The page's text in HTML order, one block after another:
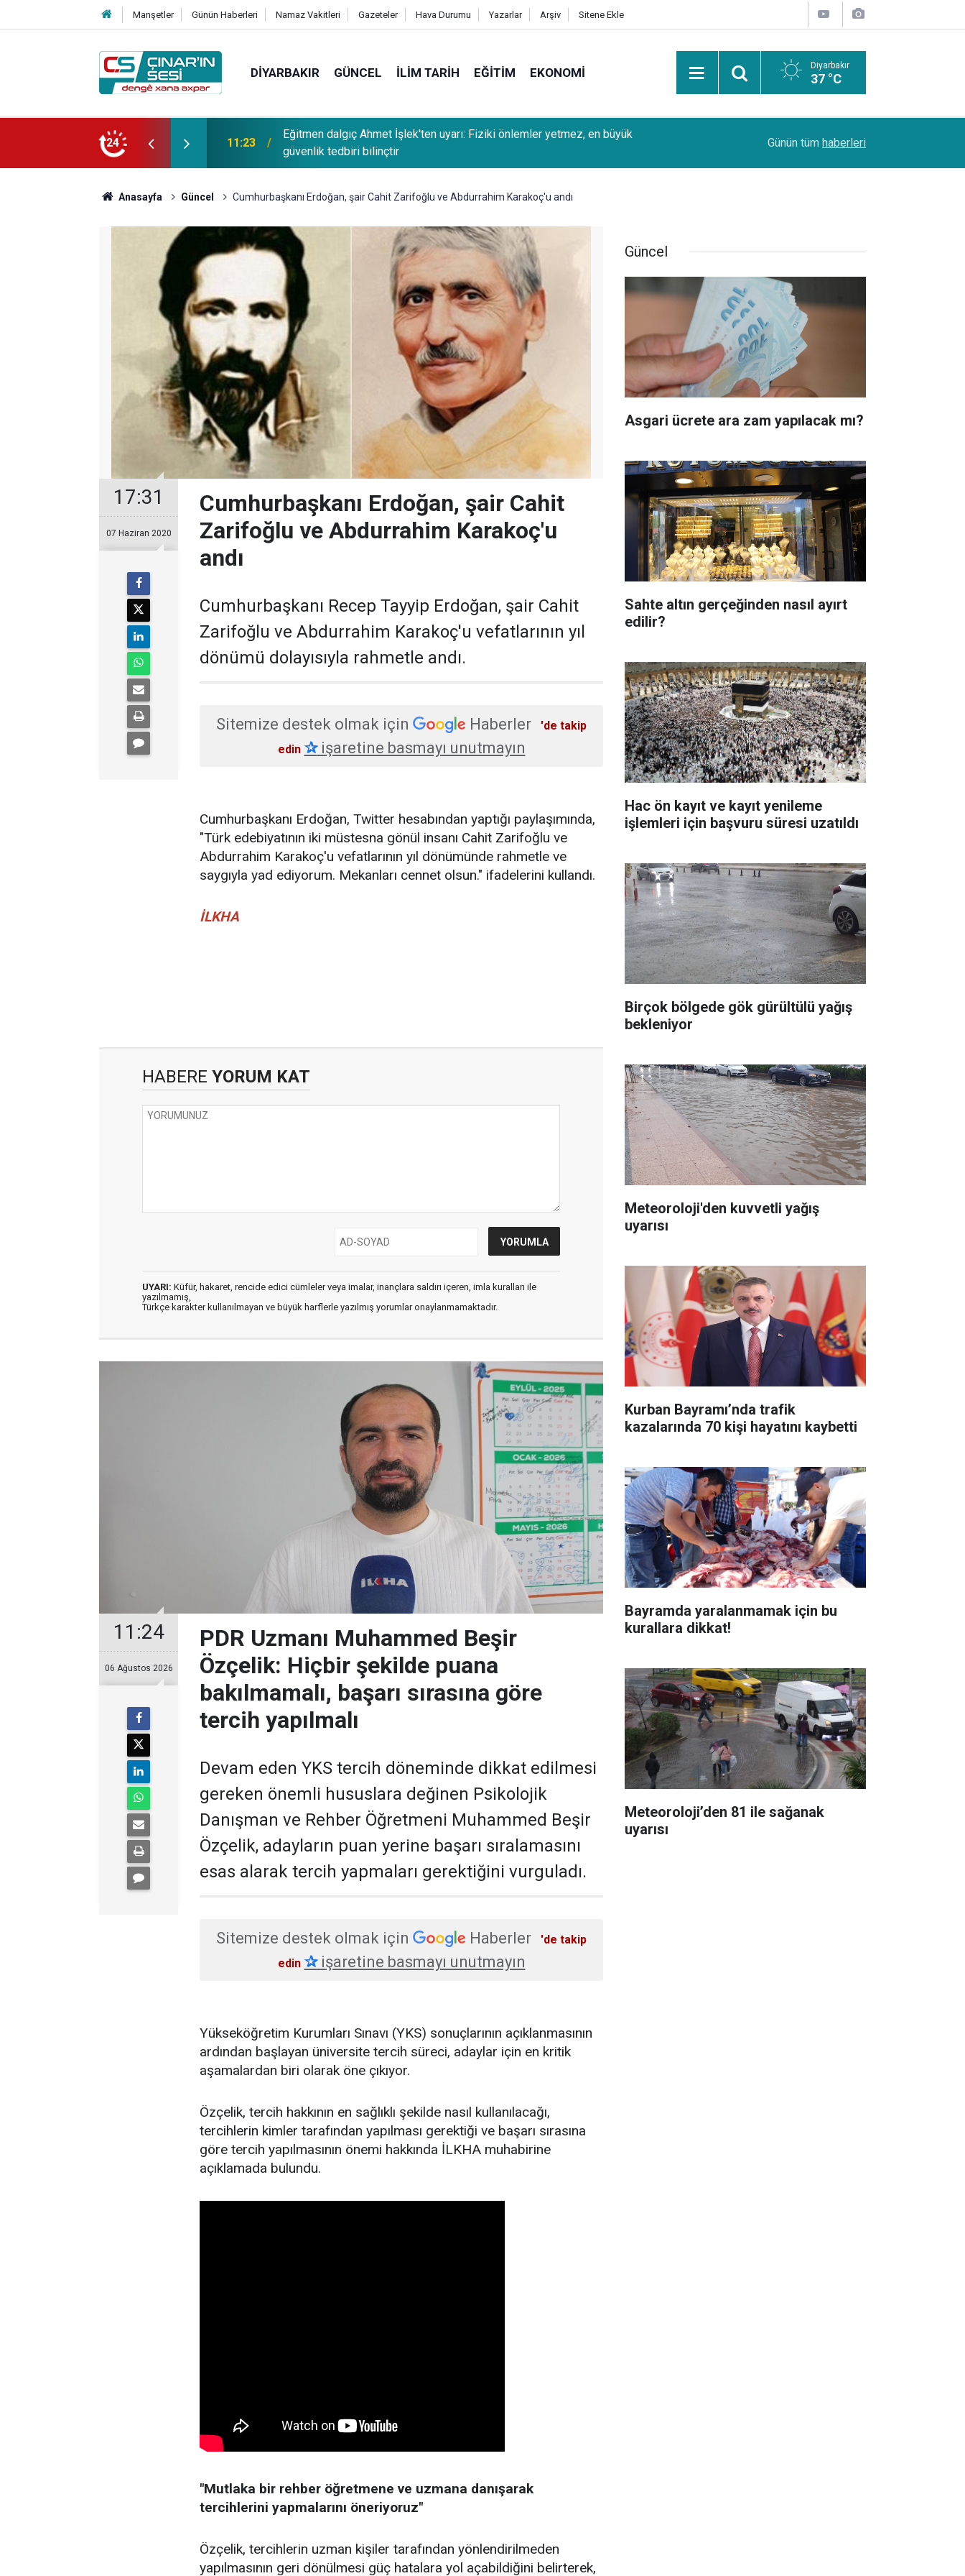
Manşetler Günün Haberleri Namaz Vakitleri Gazeteler Hava Durumu Yazarlar Arşiv Sitene Ekle
DIYARBAKIR GÜNCEL İLIM TARIH EĞITIM EKONOMI Diyarbakır
37 °C
24
Hiçbir şekilde puana bakılmamalı,
11:23
Eğitmen dalgıç Ahmet İşlek'ten uyarı: Fiziki önlemler yetmez, en büyük
güvenlik tedbiri bilinçtir
çözümünü sağlıyor
Günün tüm haberleri
Anasayfa Güncel Cumhurbaşkanı Erdoğan, şair Cahit Zarifoğlu ve Abdurrahim Karakoç'u andı
17:31
07 Haziran 2020
Cumhurbaşkanı Erdoğan, şair Cahit
Zarifoğlu ve Abdurrahim Karakoç'u
andı
​Cumhurbaşkanı Recep Tayyip Erdoğan, şair Cahit
Zarifoğlu ve Abdurrahim Karakoç'u vefatlarının yıl
dönümü dolayısıyla rahmetle andı.
Sitemize destek olmak için Haberler
'de takip
edin ✰işaretine basmayı unutmayın
Cumhurbaşkanı Erdoğan, Twitter hesabından yaptığı paylaşımında,
"Türk edebiyatının iki müstesna gönül insanı Cahit Zarifoğlu ve
Abdurrahim Karakoç'u vefatlarının yıl dönümünde rahmetle ve
saygıyla yad ediyorum. Mekanları cennet olsun." ifadelerini kullandı.
İLKHA
HABERE YORUM KAT
UYARI: Küfür, hakaret, rencide edici cümleler veya imalar, inançlara saldırı içeren, imla kuralları ile
yazılmamış,
Türkçe karakter kullanılmayan ve büyük harflerle yazılmış yorumlar onaylanmamaktadır.
11:24
06 Ağustos 2026
PDR Uzmanı Muhammed Beşir
Özçelik: Hiçbir şekilde puana
bakılmamalı, başarı sırasına göre
tercih yapılmalı
Devam eden YKS tercih döneminde dikkat edilmesi
gereken önemli hususlara değinen Psikolojik
Danışman ve Rehber Öğretmeni Muhammed Beşir
Özçelik, adayların puan yerine başarı sıralamasını
esas alarak tercih yapmaları gerektiğini vurguladı.
Sitemize destek olmak için Haberler
'de takip
edin ✰işaretine basmayı unutmayın
Yükseköğretim Kurumları Sınavı (YKS) sonuçlarının açıklanmasının
ardından başlayan üniversite tercih süreci, adaylar için en kritik
aşamalardan biri olarak öne çıkıyor.
Özçelik, tercih hakkının en sağlıklı şekilde nasıl kullanılacağı,
tercihlerin kimler tarafından yapılması gerektiği ve başarı sırasına
göre tercih yapılmasının önemi hakkında İLKHA muhabirine
açıklamada bulundu.
"Mutlaka bir rehber öğretmene ve uzmana danışarak
tercihlerini yapmalarını öneriyoruz"
Özçelik, tercihlerin uzman kişiler tarafından yönlendirilmeden
yapılmasının geri dönülmesi güç hatalara yol açabildiğini belirterek,
Güncel
Asgari ücrete ara zam yapılacak mı?
Sahte altın gerçeğinden nasıl ayırt
edilir?
Hac ön kayıt ve kayıt yenileme
işlemleri için başvuru süresi uzatıldı
Birçok bölgede gök gürültülü yağış
bekleniyor
Meteoroloji'den kuvvetli yağış
uyarısı
Kurban Bayramı’nda trafik
kazalarında 70 kişi hayatını kaybetti
Bayramda yaralanmamak için bu
kurallara dikkat!
Meteoroloji’den 81 ile sağanak
uyarısı